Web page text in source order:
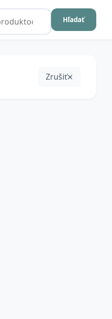
Hľadať
Zrušiť